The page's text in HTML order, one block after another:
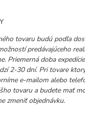
tovaru budú podľa
predávajúceho
Priemerná doba
2-30 dní. Pri tovare
e-mailom alebo
tovaru a budete mať
zmeniť objednávku.